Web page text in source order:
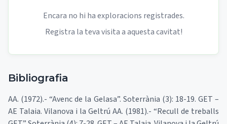
Encara no hi ha exploracions registrades.
Registra la teva visita a aquesta cavitat!
Bibliografia
AA. (1972).- “Avenc de la Gelasa”. Soterrània (3): 18-19. GET –
AE Talaia. Vilanova i la Geltrú AA. (1981).- “Recull de treballs